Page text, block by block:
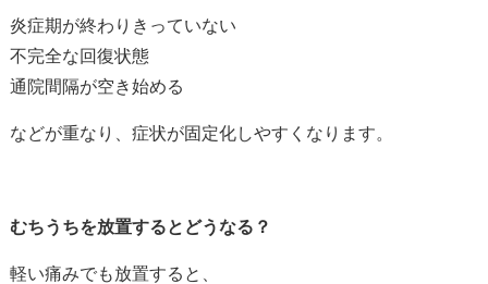
炎症期が終わりきっていない
不完全な回復状態
通院間隔が空き始める
などが重なり、症状が固定化しやすくなります。
むちうちを放置するとどうなる？
軽い痛みでも放置すると、